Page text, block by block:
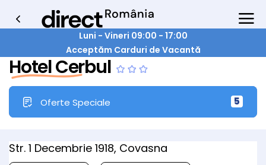
Luni - Vineri 09:00 - 17:00
Acceptăm Carduri de Vacantă
Hotel Cerbul
Oferte Speciale 5
Str. 1 Decembrie 1918, Covasna